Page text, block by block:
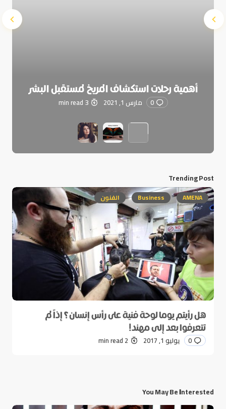
أهمية رحلات استكشاف المريخ لمستقبل البشر
0 مارس 1, 2021 3 min read
Trending Post
AMENA
Business الفنون
هل رأيتم يوما لوحة فنية على رأس إنسان؟ إذاً لم
تتعرفوا بعد إلى مهند!
0 يوليو 1, 2017 2 min read
You May Be Interested